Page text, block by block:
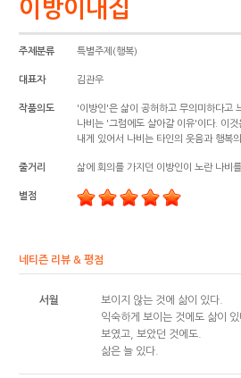
이방이내집
주제분류 특별주제(행복)
대표자 김관우
작품의도
'이방인'은 삶이 공허하고 무의미하다고
나비는 '그럼에도 살아갈 이유'이다. 이것
내게 있어서 나비는 타인의 웃음과 행복
줄거리 삶에 회의를 가지던 이방인이 노란 나비
별점
네티즌 리뷰 & 평점
서월
보이지 않는 것에 삶이 있다.
익숙하게 보이는 것에도 삶이 있
보였고, 보았던 것에도.
삶은 늘 있다.